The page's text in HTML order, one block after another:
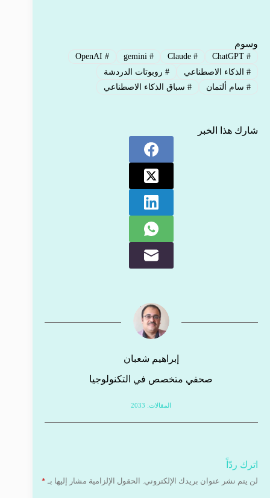
وسوم
#
ChatGPT
#
Claude
#
gemini
#
#الذكاء الاصطناعي #روبوتات الدردشة
#سام ألتمان #سباق الذكاء الاصطناعي
شارك هذا الخبر
إبراهيم شعبان
صحفي متخصص في التكنولوجيا
المقالات: 2033
اترك ردّاً
لن يتم نشر عنوان بريدك الإلكتروني. الحقول الإلزامية مشار إليها بـ *